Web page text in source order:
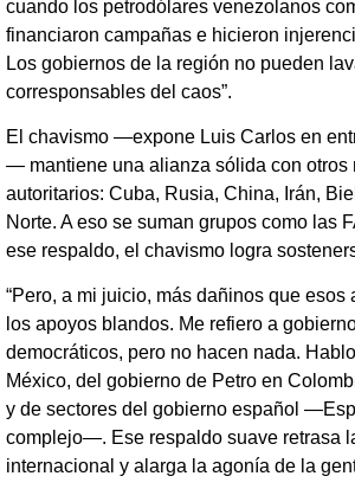
cuando los petrodólares venezolanos
financiaron campañas e hicieron
Los gobiernos de la región no pueden
corresponsables del caos”.
El chavismo —expone Luis Carlos en
— mantiene una alianza sólida con otros
autoritarios: Cuba, Rusia, China, Irán,
Norte. A eso se suman grupos como las
ese respaldo, el chavismo logra
“Pero, a mi juicio, más dañinos que esos
los apoyos blandos. Me refiero a
democráticos, pero no hacen nada.
México, del gobierno de Petro en
y de sectores del gobierno español
complejo—. Ese respaldo suave retrasa
internacional y alarga la agonía de la